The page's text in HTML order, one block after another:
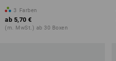
3 Farben
ab 5,70 €
(m. MwSt.) ab 30 Boxen